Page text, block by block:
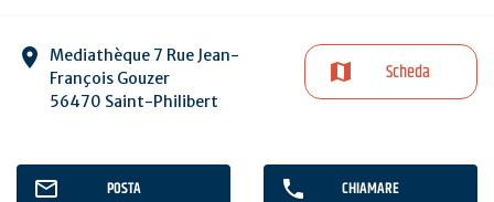
Mediathèque 7 Rue Jean-
François Gouzer
56470 Saint-Philibert
Scheda
POSTA CHIAMARE